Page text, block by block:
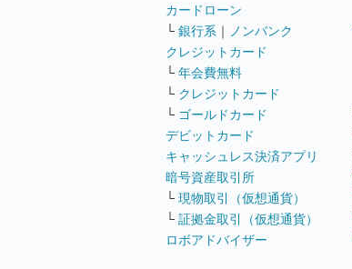
カードローン
└ 銀行系 ｜
ノンバンク
クレジットカード
└ 年会費無料
└ クレジットカード
└ ゴールドカード
デビットカード
キャッシュレス決済アプリ
暗号資産取引所
└ 現物取引（仮想通貨）
└ 証拠金取引（仮想通貨）
ロボアドバイザー